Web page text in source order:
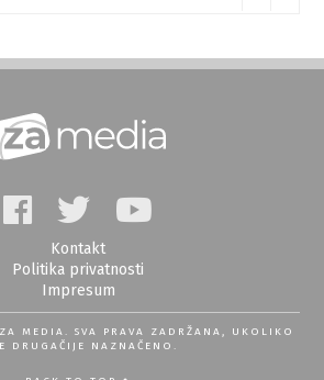
Kontakt
Politika privatnosti
Impresum
MEDIA. SVA PRAVA ZADRŽANA, UKOLIKO
DRUGAČIJE NAZNAČENO.